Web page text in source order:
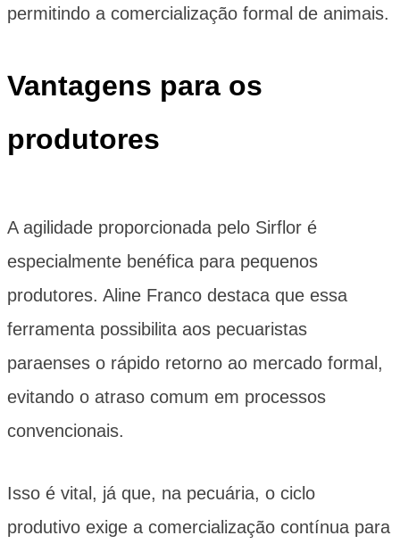
permitindo a comercialização formal de animais.
Vantagens para os
produtores
A agilidade proporcionada pelo Sirflor é
especialmente benéfica para pequenos
produtores. Aline Franco destaca que essa
ferramenta possibilita aos pecuaristas
paraenses o rápido retorno ao mercado formal,
evitando o atraso comum em processos
convencionais.
Isso é vital, já que, na pecuária, o ciclo
produtivo exige a comercialização contínua para